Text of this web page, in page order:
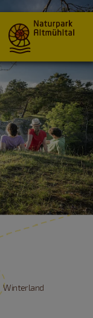
Winterland